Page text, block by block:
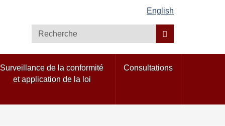
English
Surveillance de la conformité
et application de la loi
Consultations